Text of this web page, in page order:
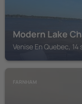
Modern Lake
Venise En Quebec,
FARNHAM